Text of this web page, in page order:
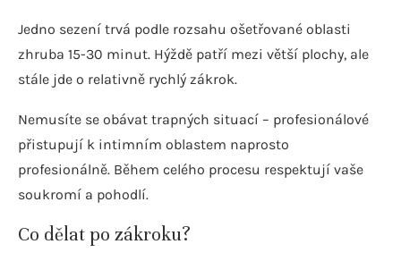
Jedno sezení trvá podle rozsahu ošetřované oblasti
zhruba 15-30 minut. Hýždě patří mezi větší plochy, ale
stále jde o relativně rychlý zákrok.
Nemusíte se obávat trapných situací – profesionálové
přistupují k intimním oblastem naprosto
profesionálně. Během celého procesu respektují vaše
soukromí a pohodlí.
Co dělat po zákroku?